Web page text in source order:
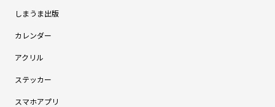
しまうま出版
カレンダー
アクリル
ステッカー
スマホアプリ